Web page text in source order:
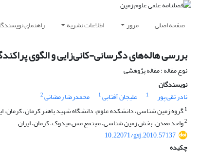
صفحه اصلی مرور اطلاعات نشریه راهنمای
بررسی هاله‌های دگرسانی-کانی‌زایی و الگوی
نوع مقاله : مقاله پژوهشی
نویسندگان
نادر تقی پور
1 علیجان آفتابی1 محمدرضا رمضانی2
1گروه زمین شناسی، دانشکده علوم، دانشگاه شهید باهنر کرمان، کرمان،
2واحد معدن، بخش زمین شناسی،‌ مجتمع مس میدوک، کرمان، ایران
10.22071/gsj.2010.57137
چکیده